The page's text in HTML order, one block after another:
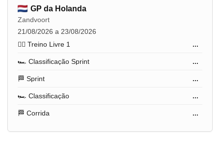
GP da Holanda
Zandvoort
21/08/2026 a 23/08/2026
🏋️‍♂️ Treino Livre 1
...
🏎️ Classificação Sprint ...
🏁 Sprint ...
🏎️ Classificação ...
🏁 Corrida ...